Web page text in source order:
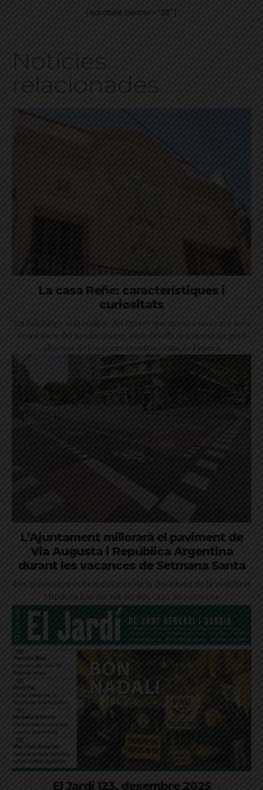
[adrotate banner="28"]
Notícies
relacionades
La casa Reñe: característiques i
curiositats
Un habitatge unifamiliar del Putxet que mostra una cara més
domèstica del modernisme, amb detalls ornamentals però
allunyat de les grans construccions de l’època
L’Ajuntament millorarà el paviment de
Via Augusta i República Argentina
durant les vacances de Setmana Santa
Les actuacions es beneficiaran de la davallada de la mobilitat
i tindran lloc durant els dos caps de setmana
El Jardí 123, desembre 2025